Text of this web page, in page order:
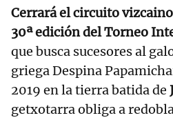
Cerrará el circuito
30ª edición del Torneo
que busca sucesores al
griega Despina
2019 en la tierra batida de
getxotarra obliga a